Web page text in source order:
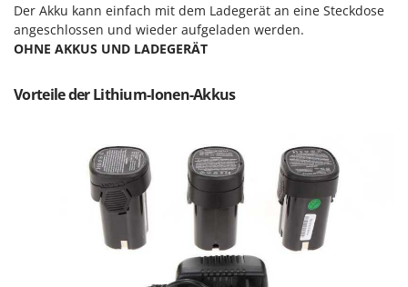
MOVA
Mowox
Nilfisk
Novatec
Der Akku kann einfach mit dem Ladegerät an eine Steckdose
angeschlossen und wieder aufgeladen werden.
OHNE AKKUS UND LADEGERÄT
Vorteile der Lithium-Ionen-Akkus